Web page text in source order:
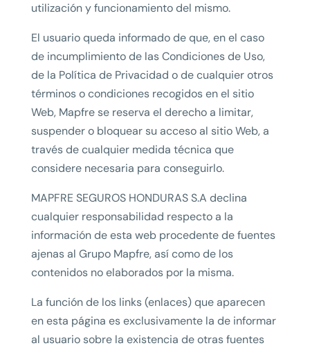
utilización y funcionamiento del mismo.
El usuario queda informado de que, en el caso
de incumplimiento de las Condiciones de Uso,
de la Política de Privacidad o de cualquier otros
términos o condiciones recogidos en el sitio
Web, Mapfre se reserva el derecho a limitar,
suspender o bloquear su acceso al sitio Web, a
través de cualquier medida técnica que
considere necesaria para conseguirlo.
MAPFRE SEGUROS HONDURAS S.A declina
cualquier responsabilidad respecto a la
información de esta web procedente de fuentes
ajenas al Grupo Mapfre, así como de los
contenidos no elaborados por la misma.
La función de los links (enlaces) que aparecen
en esta página es exclusivamente la de informar
al usuario sobre la existencia de otras fuentes